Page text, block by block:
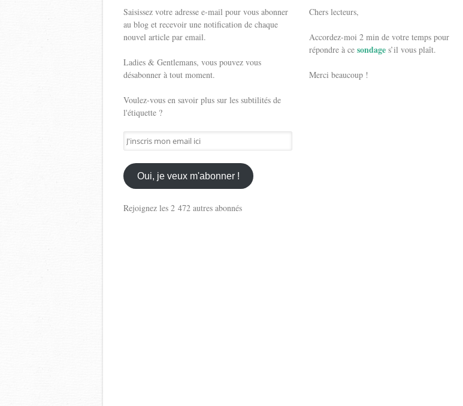
Saisissez votre adresse e-mail pour vous abonner
au blog et recevoir une notification de chaque
nouvel article par email.
Ladies & Gentlemans, vous pouvez vous
désabonner à tout moment.
Voulez-vous en savoir plus sur les subtilités de
l'étiquette ?
J'inscris
mon
email
ici
Oui, je veux m'abonner !
Rejoignez les 2 472 autres abonnés
Chers lecteurs,
Accordez-moi 2 min de votre temps pour
répondre à cesondages’il vous plaît.
Merci beaucoup !